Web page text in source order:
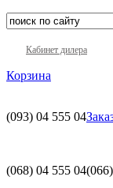
Кабинет дилера
Корзина
(093) 04 555 04
(068) 04 555 04(066)